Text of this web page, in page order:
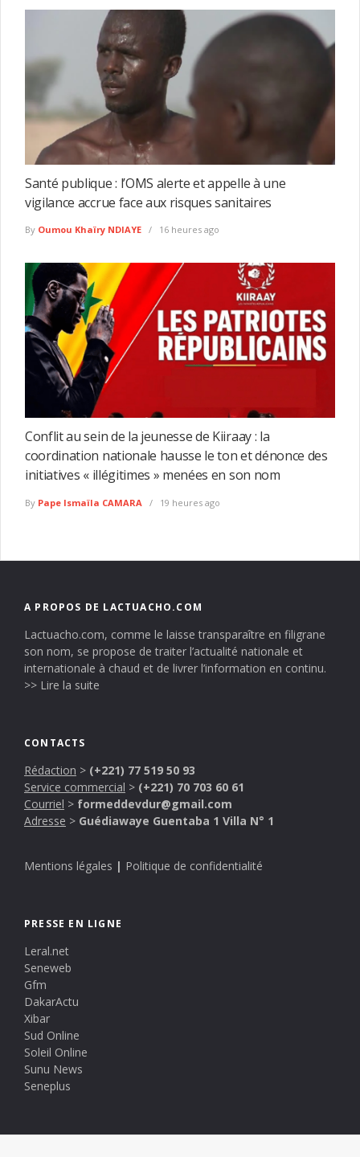
Santé publique : l’OMS alerte et appelle à une
vigilance accrue face aux risques sanitaires
By Oumou Khaïry NDIAYE 16 heures ago
Conflit au sein de la jeunesse de Kiiraay : la
coordination nationale hausse le ton et dénonce des
initiatives « illégitimes » menées en son nom
By Pape Ismaïla CAMARA 19 heures ago
A PROPOS DE LACTUACHO.COM
Lactuacho.com, comme le laisse transparaître en filigrane
son nom, se propose de traiter l’actualité nationale et
internationale à chaud et de livrer l’information en continu.
>> Lire la suite
CONTACTS
Rédaction > (+221) 77 519 50 93
Service commercial > (+221) 70 703 60 61
Courriel > formeddevdur@gmail.com
Adresse > Guédiawaye Guentaba 1 Villa N° 1
Mentions légales | Politique de confidentialité
PRESSE EN LIGNE
Leral.net
Seneweb
Gfm
DakarActu
Xibar
Sud Online
Soleil Online
Sunu News
Seneplus